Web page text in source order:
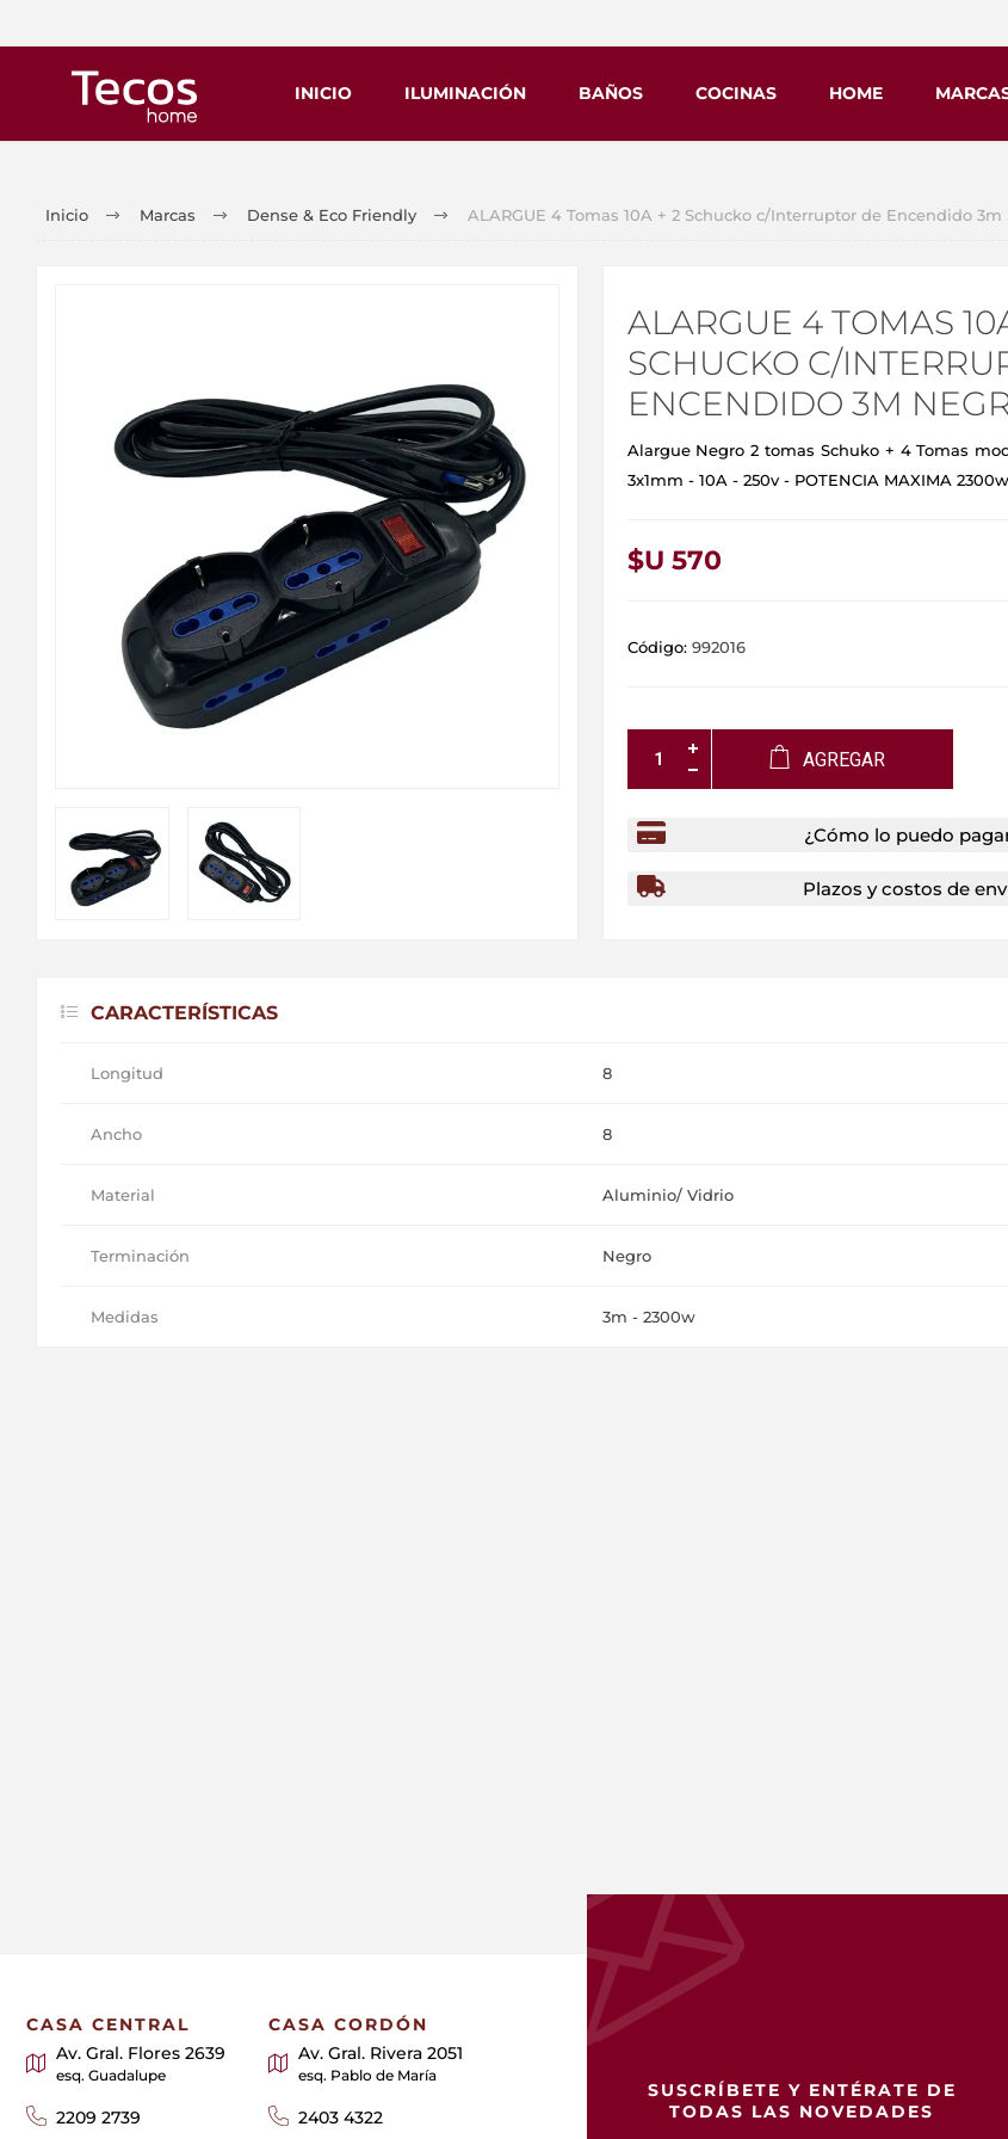
INICIO ILUMINACIÓN BAÑOS COCINAS HOME
Inicio Marcas Dense & Eco Friendly ALARGUE 4 Tomas 10A + 2 Schucko c/Interruptor de Encendido
ALARGUE 4 TOMAS
SCHUCKO C/
ENCENDIDO 3M
Alargue Negro 2 tomas Schuko + 4 Tomas
3x1mm - 10A - 250v - POTENCIA MAXIMA 2300w
$U 570
Código: 992016
AGREGAR
¿Cómo lo puedo
Plazos y costos de
CARACTERÍSTICAS
Longitud 8
Ancho 8
Material Aluminio/ Vidrio
Terminación Negro
Medidas 3m - 2300w
SUSCRÍBETE Y ENTÉRATE DE
TODAS LAS NOVEDADES
CASA CENTRAL
Av. Gral. Flores 2639
esq. Guadalupe
2209 2739
CASA CORDÓN
Av. Gral. Rivera 2051
esq. Pablo de María
2403 4322